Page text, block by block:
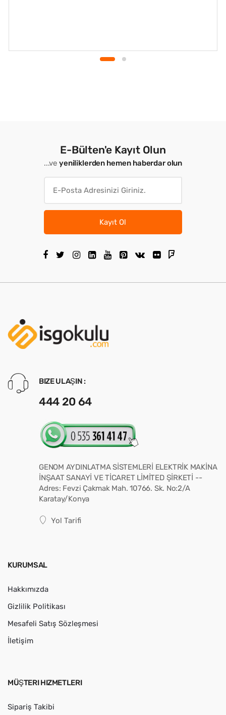
E-Bülten'e Kayıt Olun
...veyeniliklerden hemen haberdar olun
Kayıt Ol
BIZE ULAŞIN :
444 20 64
GENOM AYDINLATMA SİSTEMLERİ ELEKTRİK MAKİNA
İNŞAAT SANAYİ VE TİCARET LİMİTED ŞİRKETİ --
Adres: Fevzi Çakmak Mah. 10766. Sk. No:2/A
Karatay/Konya
Yol Tarifi
KURUMSAL
Hakkımızda
Gizlilik Politikası
Mesafeli Satış Sözleşmesi
İletişim
MÜŞTERI HIZMETLERI
Sipariş Takibi